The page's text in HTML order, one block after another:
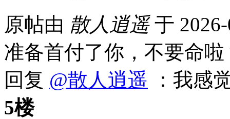
原帖由 散人逍遥 于
准备首付了你，不要命啦
回复 @散人逍遥 ：我感
5楼